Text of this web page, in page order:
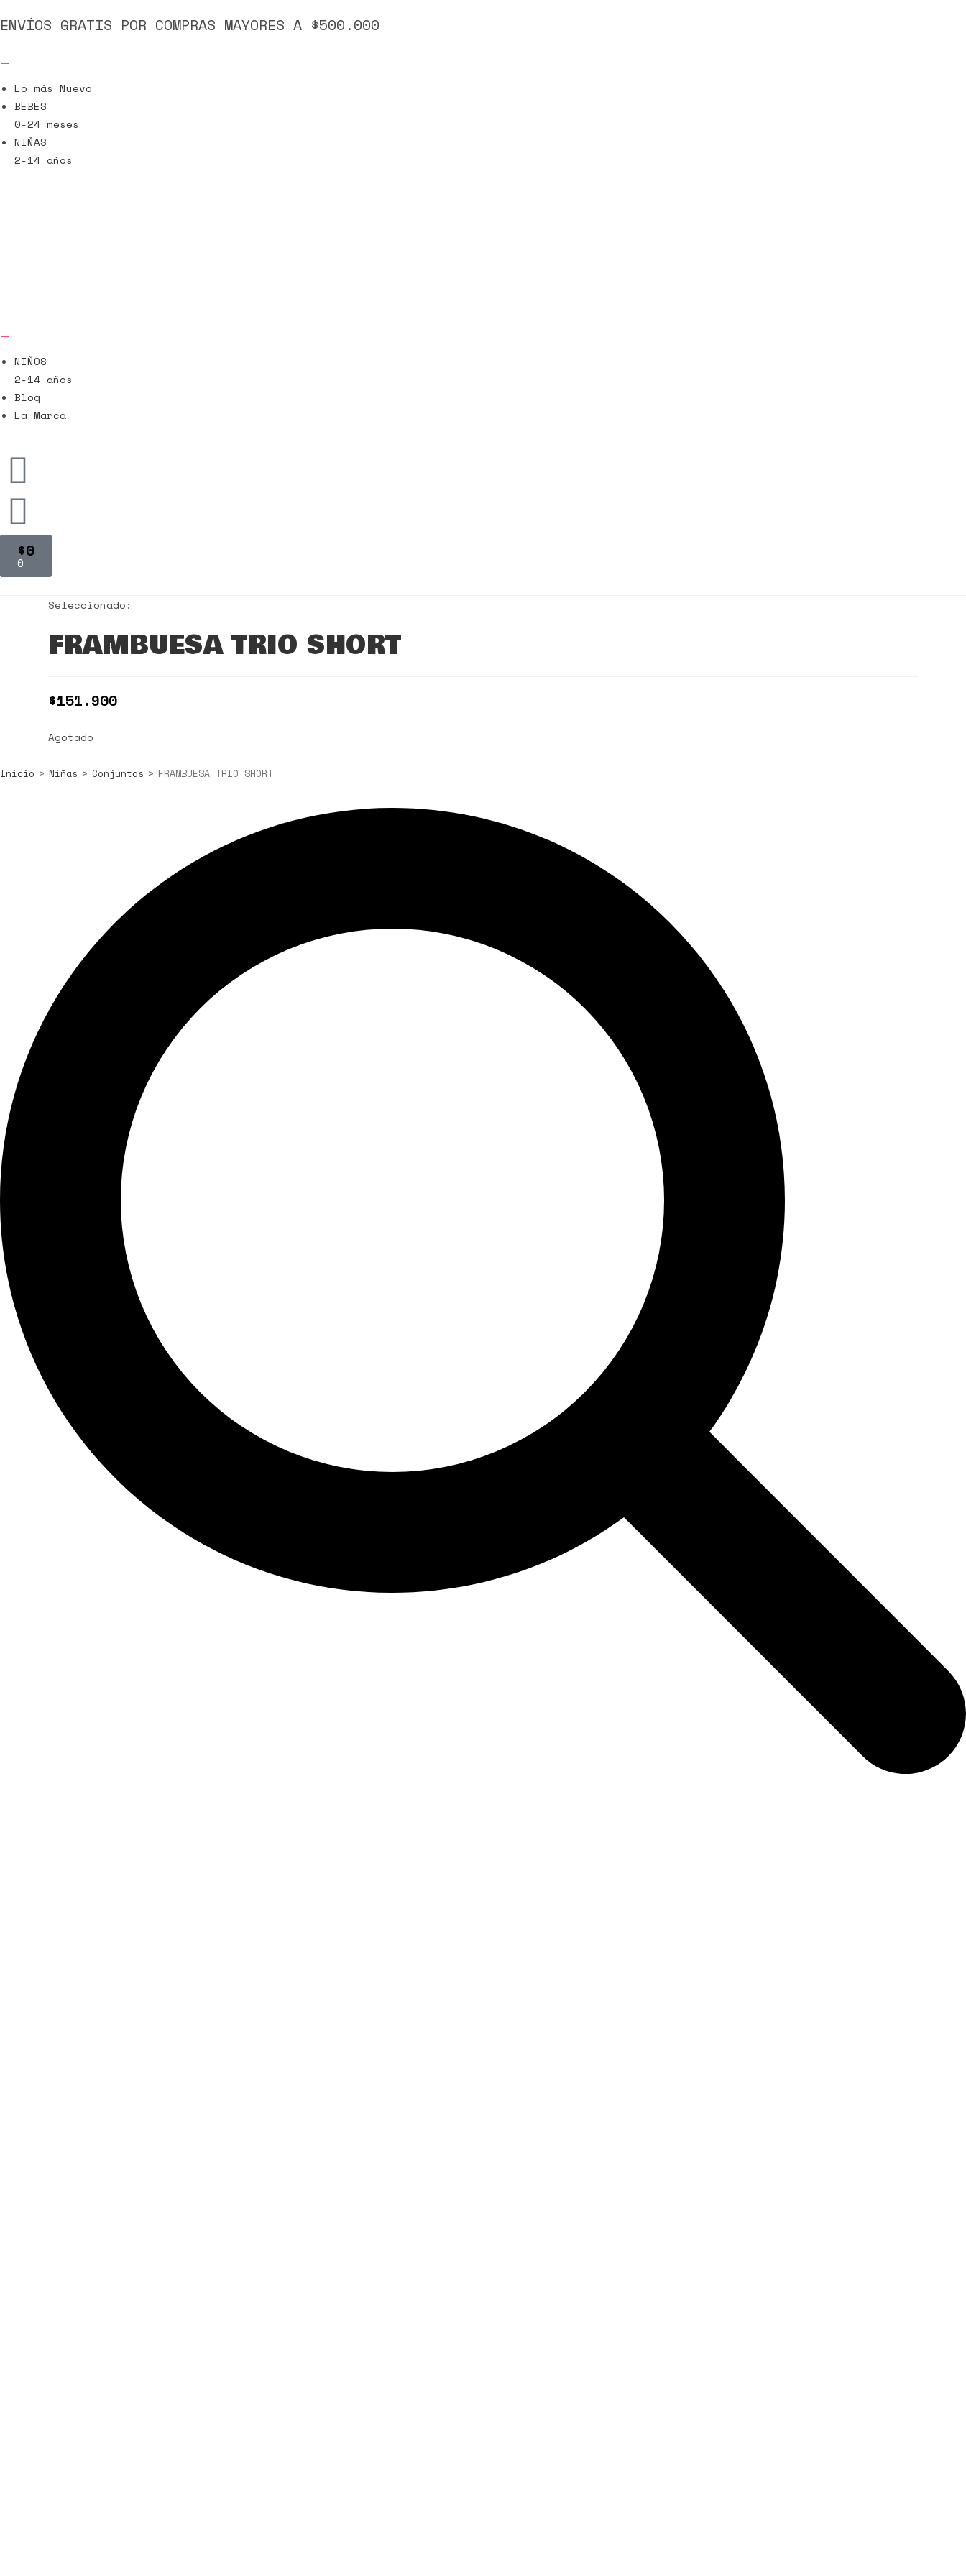
ENVÍOS GRATIS POR COMPRAS MAYORES A $500.000
Lo más Nuevo
BEBÉS
0-24 meses
NIÑAS
2-14 años
NIÑOS
2-14 años
Blog
La Marca
$0
0
Seleccionado:
FRAMBUESA TRIO SHORT
$151.900
Agotado
Inicio > Niñas > Conjuntos > FRAMBUESA TRIO SHORT